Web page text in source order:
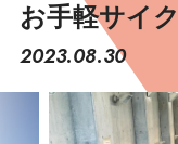
お手軽サイ
2023.08.30